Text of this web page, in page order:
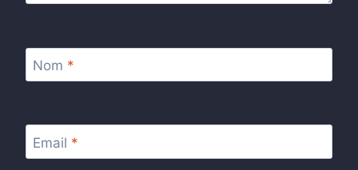
Nom *
Email *